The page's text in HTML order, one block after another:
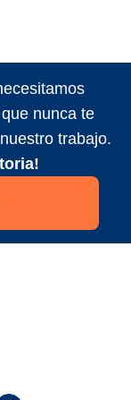
nunca te
trabajo.